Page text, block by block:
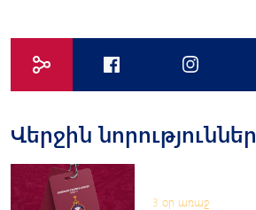
Վերջին նորություններ
3 օր առաջ